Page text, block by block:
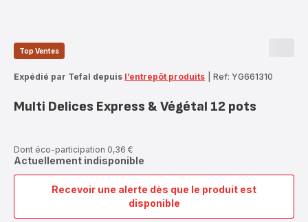
Top Ventes
Expédié par Tefal depuis l’entrepôt produits Ref: YG661310
Multi Delices Express & Végétal 12 pots
Dont éco-participation 0,36 €
Actuellement indisponible
Recevoir une alerte dès que le produit est
disponible
Multi
Delices